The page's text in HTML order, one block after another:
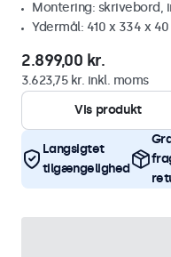
Montering: skrivebord,
Ydermål: 410 x 334 x
2.899,00 kr.
3.623,75 kr. inkl. moms
Vis produkt
Langsigtet
tilgængelighed